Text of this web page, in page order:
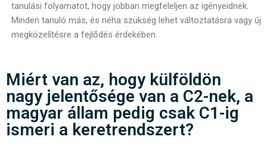
tanulási folyamatot, hogy jobban megfeleljen az igényeidnek.
Minden tanuló más, és néha szükség lehet változtatásra vagy új
megközelítésre a fejlődés érdekében.
Miért van az, hogy külföldön
nagy jelentősége van a C2-nek, a
magyar állam pedig csak C1-ig
ismeri a keretrendszert?